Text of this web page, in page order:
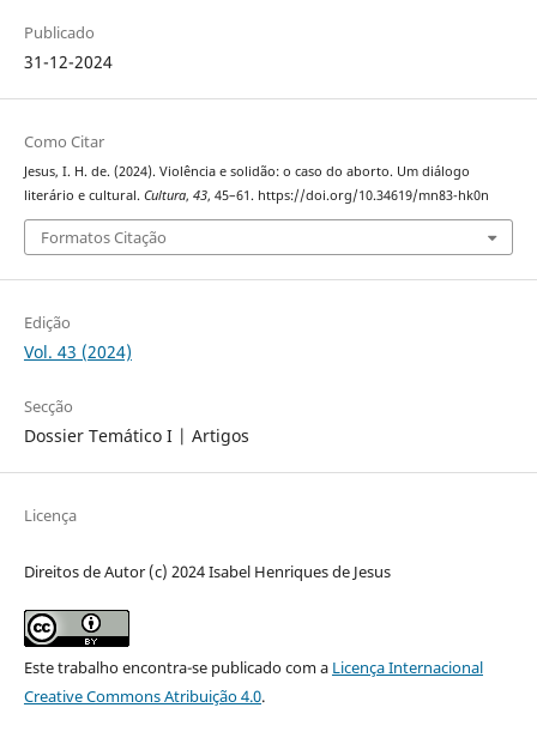
Publicado
31-12-2024
Como Citar
Jesus, I. H. de. (2024). Violência e solidão: o caso do aborto. Um diálogo
literário e cultural. Cultura, 43, 45–61. https://doi.org/10.34619/mn83-hk0n
Formatos Citação
Edição
Vol. 43 (2024)
Secção
Dossier Temático I | Artigos
Licença
Direitos de Autor (c) 2024 Isabel Henriques de Jesus
Este trabalho encontra-se publicado com a Licença Internacional
Creative Commons Atribuição 4.0.